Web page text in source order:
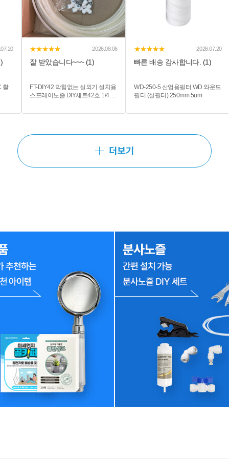
활
★★★★★ 2026.08.06
잘 받았습니다~~~ (1)
FT-DIY42 막힘없는 실외기 설치용
스프레이노즐 DIY세트42호 1/4구
★★★★★ 2026.07.20
빠른 배송 감사합니다. (1)
WD-250-5 산업용필터 WD 와운드
필터 (실필터) 250mm 5um
더보기